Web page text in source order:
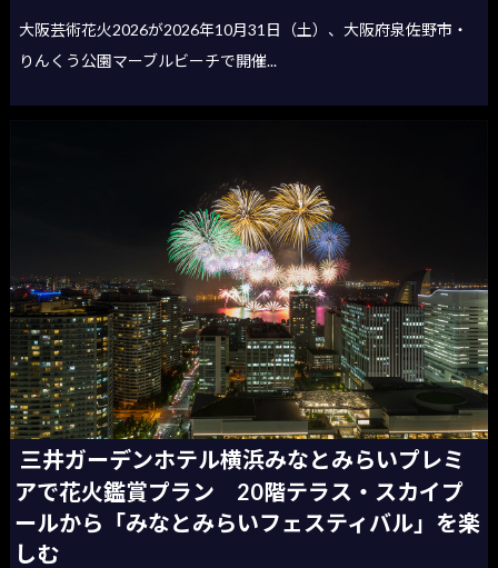
大阪芸術花火2026が2026年10月31日（土）、大阪府泉佐野市・
りんくう公園マーブルビーチで開催...
三井ガーデンホテル横浜みなとみらいプレミ
アで花火鑑賞プラン 20階テラス・スカイプ
ールから「みなとみらいフェスティバル」を楽
しむ